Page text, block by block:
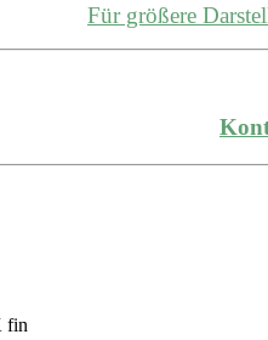
Für größere